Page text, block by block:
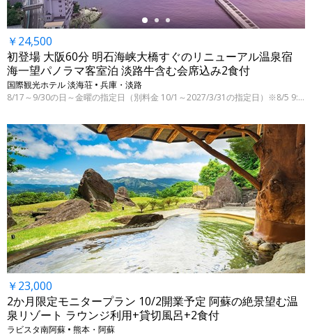
￥24,500
初登場 大阪60分 明石海峡大橋すぐのリニューアル温泉宿
海一望パノラマ客室泊 淡路牛含む会席込み2食付
国際観光ホテル 淡海荘 • 兵庫・淡路
8/17～9/30の日～金曜の指定日（別料金 10/1～2027/3/31の指定日）※8/5 9:00時点
￥23,000
2か月限定モニタープラン 10/2開業予定 阿蘇の絶景望む温
泉リゾート ラウンジ利用+貸切風呂+2食付
ラビスタ南阿蘇 • 熊本・阿蘇